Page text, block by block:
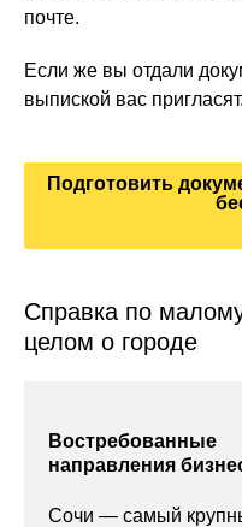
почте.
Если же вы отдали
выпиской вас пригласят.
Подготовить
Справка по
целом о городе
Востребованные
направления
Сочи — самый